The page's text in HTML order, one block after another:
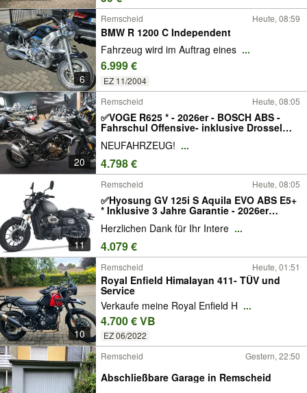
6
Remscheid Heute, 08:59
BMW R 1200 C Independent
Fahrzeug wird im Auftrag eines ...
6.999 €
EZ 11/2004
20
Remscheid Heute, 08:05
✅VOGE R625 * - 2026er - BOSCH ABS -
Fahrschul Offensive- inklusive Drossel
NEUFAHRZEUG! ...
4.798 €
11
Remscheid Heute, 08:05
✅Hyosung GV 125i S Aquila EVO ABS E5+
* Inklusive 3 Jahre Garantie - 2026er
Herzlichen Dank für Ihr Intere ...
4.079 €
10
Remscheid Heute, 01:51
Royal Enfield Himalayan 411- TÜV und
Service
Verkaufe meine Royal Enfield H ...
4.700 € VB
EZ 06/2022
Remscheid Gestern, 22:50
Abschließbare Garage in Remscheid